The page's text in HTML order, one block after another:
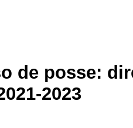
de posse:
2023